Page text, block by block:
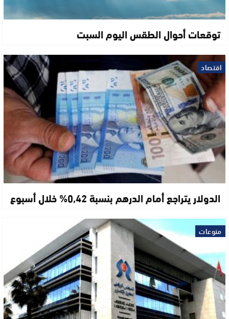
توقعات أحوال الطقس اليوم السبت
اقتصاد
الدولار يتراجع أمام الدرهم بنسبة 0,42% خلال أسبوع
منوعات